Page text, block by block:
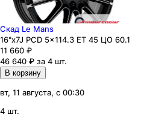
Скад Le Mans
16"x7J PCD 5x114.3 ЕТ 45 ЦО 60.1
11 660 ₽
46 640 ₽ за 4 шт.
В корзину
вт, 11 августа, с 00:30
4 шт.